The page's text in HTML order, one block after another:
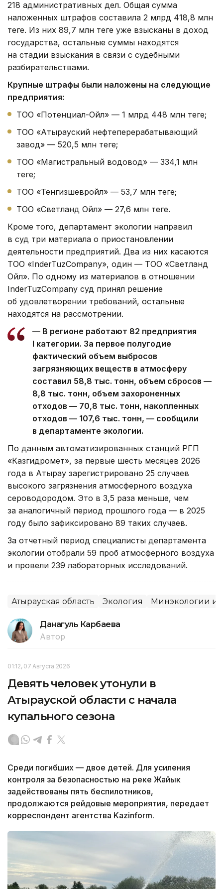
218 административных дел. Общая сумма
наложенных штрафов составила 2 млрд 418,8 млн
теңге. Из них 89,7 млн теңге уже взысканы в доход
государства, остальные суммы находятся
на стадии взыскания в связи с судебными
разбирательствами.
Крупные штрафы были наложены на следующие
предприятия:
ТОО «Потенциал-Ойл» — 1 млрд 448 млн теңге;
ТОО «Атырауский нефтеперерабатывающий
завод» — 520,5 млн теңге;
ТОО «Магистральный водовод» — 334,1 млн
теңге;
ТОО «Тенгизшевройл» — 53,7 млн теңге;
ТОО «Светланд Ойл» — 27,6 млн теңге.
Кроме того, департамент экологии направил
в суд три материала о приостановлении
деятельности предприятий. Два из них касаются
ТОО «InderTuzCompany», один — ТОО «Светланд
Ойл». По одному из материалов в отношении
InderTuzCompany суд принял решение
об удовлетворении требований, остальные
находятся на рассмотрении.
— В регионе работают 82 предприятия
I категории. За первое полугодие
фактический объем выбросов
загрязняющих веществ в атмосферу
составил 58,8 тыс. тонн, объем сбросов —
8,8 тыс. тонн, объем захороненных
отходов — 70,8 тыс. тонн, накопленных
отходов — 107,6 тыс. тонн, — сообщили
в департаменте экологии.
По данным автоматизированных станций РГП
«Казгидромет», за первые шесть месяцев 2026
года в Атырау зарегистрировано 25 случаев
высокого загрязнения атмосферного воздуха
сероводородом. Это в 3,5 раза меньше, чем
за аналогичный период прошлого года — в 2025
году было зафиксировано 89 таких случаев.
За отчетный период специалисты департамента
экологии отобрали 59 проб атмосферного воздуха
и провели 239 лабораторных исследований.
Атырауская область Экология Минэкологии и
Данагуль Карбаева
Автор
01:12, 07 Августа 2026
Девять человек утонули в
Атырауской области с начала
купального сезона
Среди погибших — двое детей. Для усиления
контроля за безопасностью на реке Жайык
задействованы пять беспилотников,
продолжаются рейдовые мероприятия, передает
корреспондент агентства Kazinform.